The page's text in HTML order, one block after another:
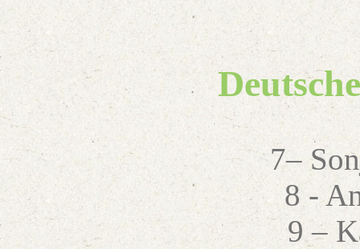
7–
8 -
9 –